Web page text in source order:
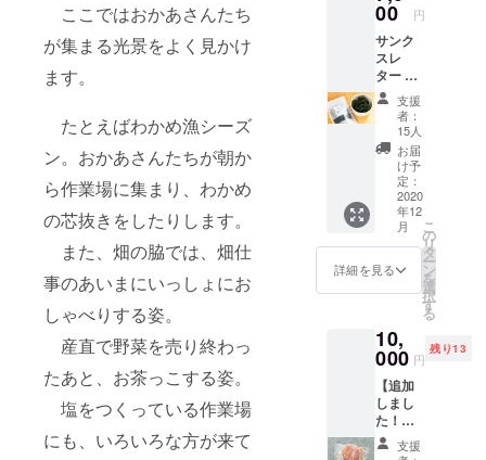
ここではおかあさんたち
が集まる光景をよく見かけ
ます。
たとえばわかめ漁シーズ
ン。おかあさんたちが朝か
ら作業場に集まり、わかめ
の芯抜きをしたりします。
また、畑の脇では、畑仕
事のあいまにいっしょにお
しゃべりする姿。
産直で野菜を売り終わっ
たあと、お茶っこする姿。
塩をつくっている作業場
にも、いろいろな方が来て
お母さんた
ちのネイ
ティブ会
そして、畑
からいただ
いてきた野
菜たち。焼
いて、ハー
ブソルトを
ふる、とい
うシンプル
な食べ方に
ます。三陸
ならではの
ハーブソル
トもいつか
つくれた
た塩 ＊
直接受
け取り
に来ら
れる方
限定＊
00 円
サンク
スレ
ター 村
上栄二
さんの
わかめ
（陸前
高田
産） 陸
前高田
のホヤ
塩＋塩
食べ比
べセッ
ト
支援
者：
15人
お届
け予
定：
2020
年12
月
詳細を見る
こ
の
リ
タ
ー
ン
を
選
択
す
る
10,
000 円
残り13
【追加
しまし
た！】
サンク
スレ支援